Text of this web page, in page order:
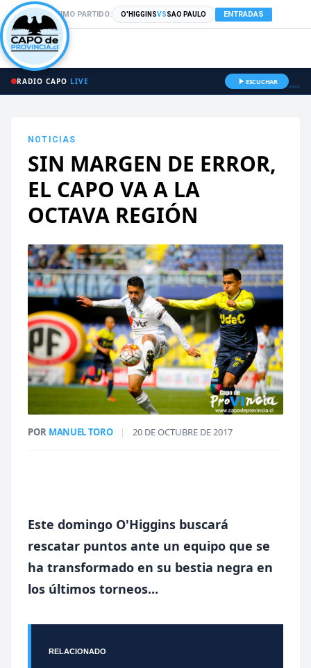
PRÓXIMO PARTIDO: O'HIGGINSVSSAO PAULO ENTRADAS
RADIO CAPO LIVE ESCUCHAR
NOTICIAS
SIN MARGEN DE ERROR,
EL CAPO VA A LA
OCTAVA REGIÓN
POR MANUEL TORO | 20 DE OCTUBRE DE 2017
Este domingo O'Higgins buscará
rescatar puntos ante un equipo que se
ha transformado en su bestia negra en
los últimos torneos...
RELACIONADO